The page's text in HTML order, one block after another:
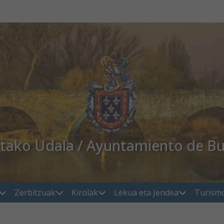
Udala / Ayuntamiento de
Zerbitzuak Kirolak Lekua eta Jendea